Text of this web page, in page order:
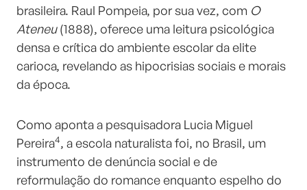
brasileira. Raul Pompeia, por sua vez, com O
Ateneu(1888), oferece uma leitura psicológica
densa e crítica do ambiente escolar da elite
carioca, revelando as hipocrisias sociais e morais
da época.
Como aponta a pesquisadora Lucia Miguel
Pereira4, a escola naturalista foi, no Brasil, um
instrumento de denúncia social e de
reformulação do romance enquanto espelho do